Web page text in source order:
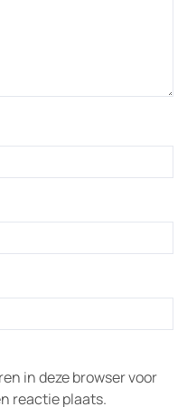
in deze browser voor
reactie plaats.